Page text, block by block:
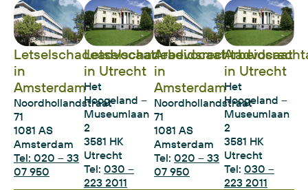
Letselschadeadvocaat
in
Amsterdam
Noordhollandstraat
71
1081 AS
Amsterdam
Tel: 020 – 33
07 950
Letselschadeadvocaat
in Utrecht
Het
Hoogeland –
Museumlaan
2
3581 HK
Utrecht
Tel: 030 –
223 2011
Arbeidsrechtadvocaat
in
Amsterdam
Noordhollandstraat
71
1081 AS
Amsterdam
Tel: 020 – 33
07 950
in Utrecht
Het
Hoogeland –
Museumlaan
2
3581 HK
Utrecht
Tel: 030 –
223 2011